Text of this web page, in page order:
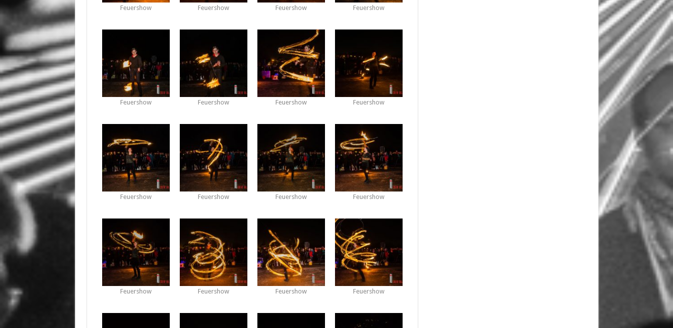
Feuershow Feuershow Feuershow Feuershow
Feuershow Feuershow Feuershow Feuershow
Feuershow Feuershow Feuershow Feuershow
Feuershow Feuershow Feuershow Feuershow